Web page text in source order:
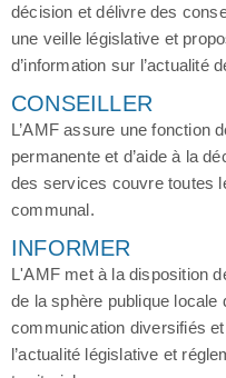
décision et délivre des
une veille législative et
d’information sur l’actualité
CONSEILLER
L’AMF assure une fonction
permanente et d’aide à la
des services couvre toutes
communal.
INFORMER
L'AMF met à la disposition
de la sphère publique locale
communication diversifiés
l’actualité législative et